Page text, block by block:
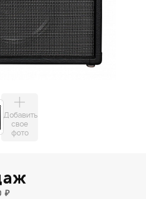
Добавить
свое
фото
₽